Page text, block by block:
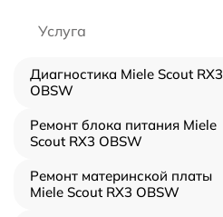
Услуга
Диагностика Miele Scout RX3
OBSW
Ремонт блока питания Miele
Scout RX3 OBSW
Ремонт материнской платы
Miele Scout RX3 OBSW